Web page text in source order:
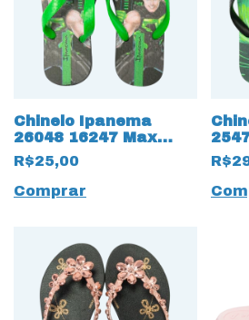
Chinelo Ipanema
26048 16247 Max
Steel
R$25,00
Comprar